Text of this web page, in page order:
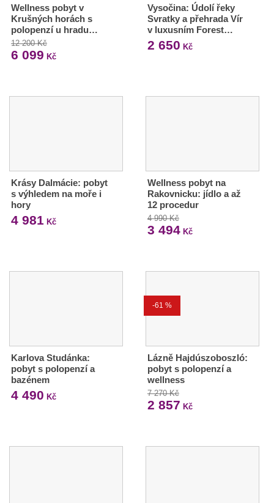
Wellness pobyt v
Krušných horách s
polopenzí u hradu…
12 200 Kč
6 099 Kč
Vysočina: Údolí řeky
Svratky a přehrada Vír
v luxusním Forest…
2 650 Kč
Krásy Dalmácie: pobyt
s výhledem na moře i
hory
4 981 Kč
Wellness pobyt na
Rakovnicku: jídlo a až
12 procedur
4 990 Kč
3 494Kč
Karlova Studánka:
pobyt s polopenzí a
bazénem
4 490 Kč
-61 %
Lázně Hajdúszoboszló:
pobyt s polopenzí a
wellness
7 270 Kč
2 857 Kč